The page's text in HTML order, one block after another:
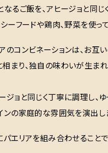
なるご飯を、アヒージョと同
シーフードや鶏肉、野菜を使
のコンビネーションは、お互
まり、独自の味わいが生まれ
ジョと同じく丁寧に調理し、
ンの家庭的な雰囲気を演出し
パエリアを組み合わせるこ